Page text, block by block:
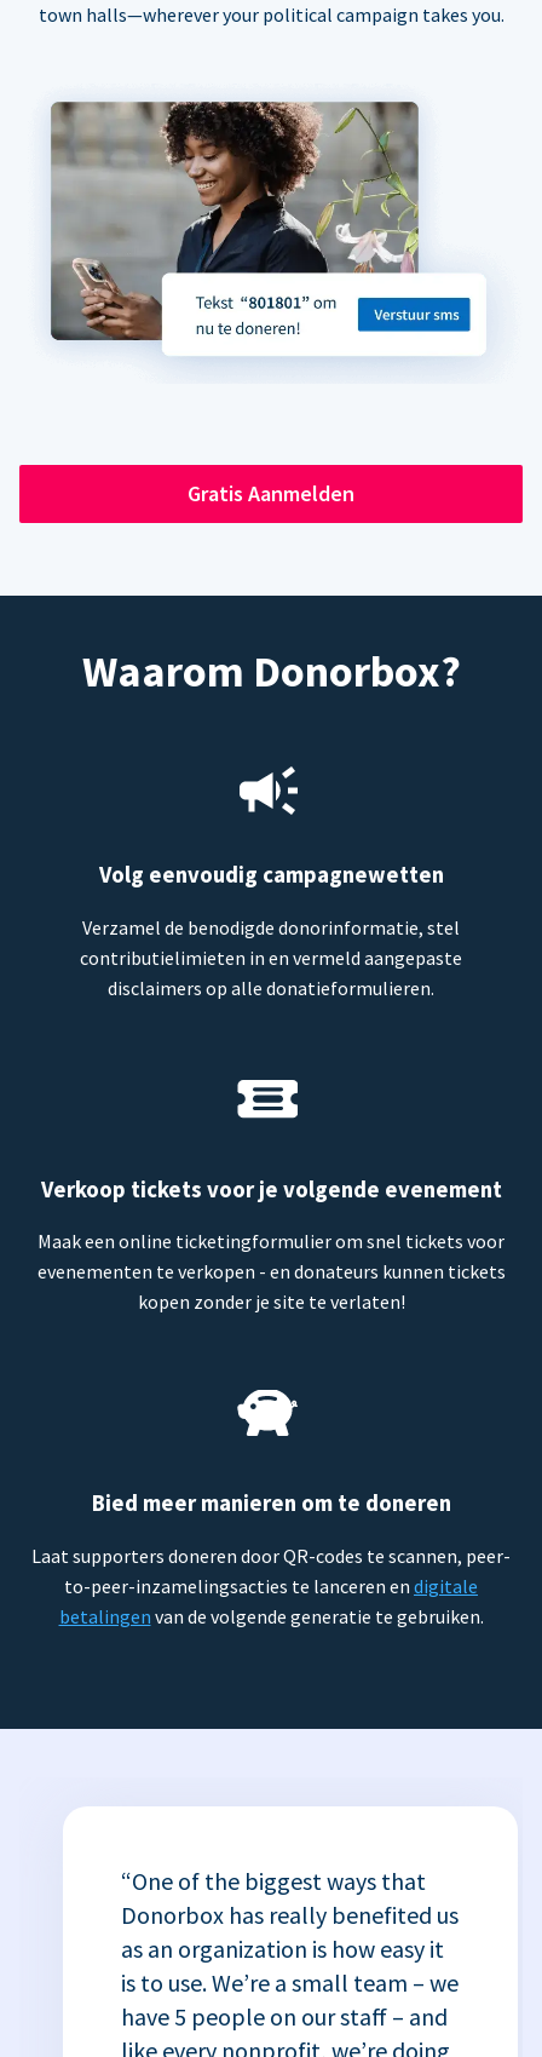
town halls—wherever your political campaign takes you.
Gratis Aanmelden
Waarom Donorbox?
Volg eenvoudig campagnewetten
Verzamel de benodigde donorinformatie, stel
contributielimieten in en vermeld aangepaste
disclaimers op alle donatieformulieren.
Verkoop tickets voor je volgende evenement
Maak een online ticketingformulier om snel tickets voor
evenementen te verkopen - en donateurs kunnen tickets
kopen zonder je site te verlaten!
Bied meer manieren om te doneren
Laat supporters doneren door QR-codes te scannen, peer-
to-peer-inzamelingsacties te lanceren en digitale
betalingen van de volgende generatie te gebruiken.
“One of the biggest ways that
Donorbox has really benefited us
as an organization is how easy it
is to use. We’re a small team – we
have 5 people on our staff – and
like every nonprofit, we’re doing